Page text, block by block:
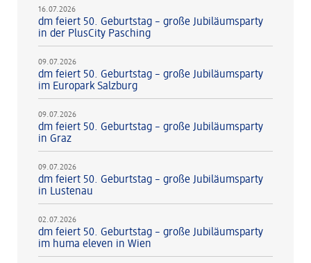
16.07.2026
dm feiert 50. Geburtstag – große Jubiläumsparty
in der PlusCity Pasching
09.07.2026
dm feiert 50. Geburtstag – große Jubiläumsparty
im Europark Salzburg
09.07.2026
dm feiert 50. Geburtstag – große Jubiläumsparty
in Graz
09.07.2026
dm feiert 50. Geburtstag – große Jubiläumsparty
in Lustenau
02.07.2026
dm feiert 50. Geburtstag – große Jubiläumsparty
im huma eleven in Wien